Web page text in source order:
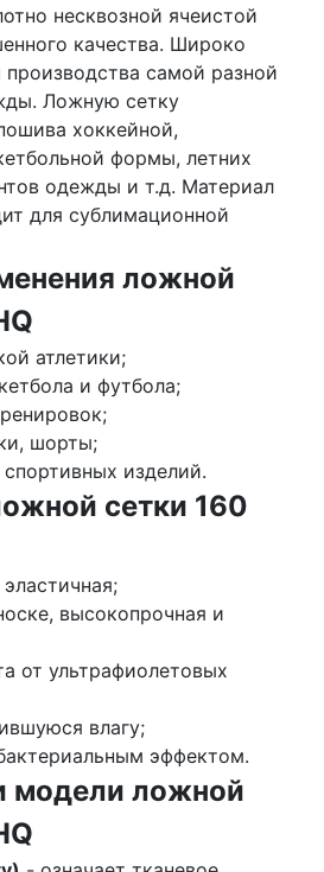
несквозной ячеистой
качества. Широко
самой разной
Ложную сетку
хоккейной,
формы, летних
одежды и т.д. Материал
для сублимационной
ложной
атлетики;
и футбола;
шорты;
изделий.
сетки 160
высокопрочная и
от ультрафиолетовых
влагу;
эффектом.
модели ложной